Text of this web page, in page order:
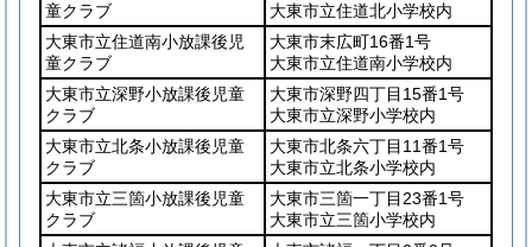
童クラブ
大東市立住道北小学校内
大東市立住道南小放課後児
童クラブ
大東市末広町16番1号
大東市立住道南小学校内
大東市立深野小放課後児童
クラブ
大東市深野四丁目15番1号
大東市立深野小学校内
大東市立北条小放課後児童
クラブ
大東市北条六丁目11番1号
大東市立北条小学校内
大東市立三箇小放課後児童
クラブ
大東市三箇一丁目23番1号
大東市立三箇小学校内